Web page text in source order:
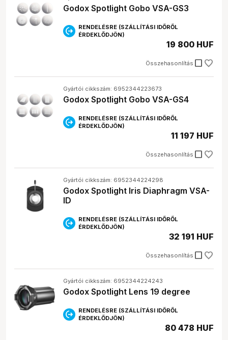
Godox Spotlight Gobo VSA-GS3
RENDELÉSRE (SZÁLLÍTÁSI IDŐRŐL
ÉRDEKLŐDJÖN)
Összehasonlítás check_box_outline_blank
19 800 HUF
Gyártói cikkszám: 6952344223673
Godox Spotlight Gobo VSA-GS4
RENDELÉSRE (SZÁLLÍTÁSI IDŐRŐL
ÉRDEKLŐDJÖN)
Összehasonlítás check_box_outline_blank
11 197 HUF
Gyártói cikkszám: 6952344224298
Godox Spotlight Iris Diaphragm VSA-
ID
RENDELÉSRE (SZÁLLÍTÁSI IDŐRŐL
ÉRDEKLŐDJÖN)
Összehasonlítás check_box_outline_blank
32 191 HUF
Gyártói cikkszám: 6952344224243
Godox Spotlight Lens 19 degree
RENDELÉSRE (SZÁLLÍTÁSI IDŐRŐL
ÉRDEKLŐDJÖN)
80 478 HUF